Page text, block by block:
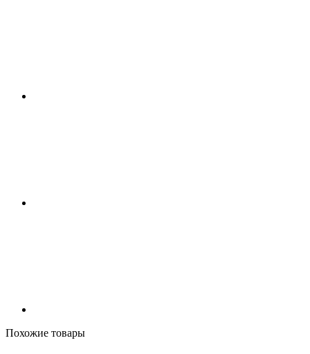
Похожие товары